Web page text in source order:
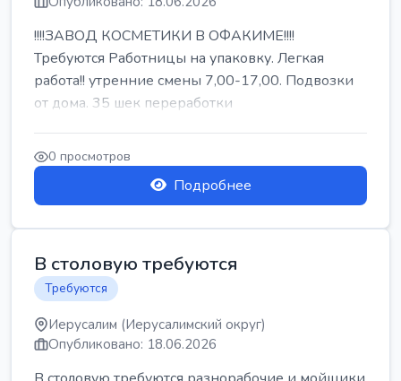
!!!!ЗАВОД КОСМЕТИКИ В ОФАКИМЕ!!!!
Требуются Работницы на упаковку. Легкая
работа!! утренние смены 7,00-17,00. Подвозки
от дома. 35 шек переработки
0 просмотров
Подробнее
В столовую требуются
Требуются
Иерусалим (Иерусалимский округ)
Опубликовано: 18.06.2026